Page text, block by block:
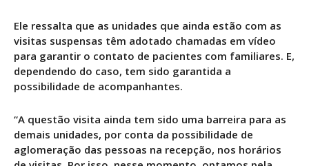
Ele ressalta que as unidades que ainda estão com as
visitas suspensas têm adotado chamadas em vídeo
para garantir o contato de pacientes com familiares. E,
dependendo do caso, tem sido garantida a
possibilidade de acompanhantes.
“A questão visita ainda tem sido uma barreira para as
demais unidades, por conta da possibilidade de
aglomeração das pessoas na recepção, nos horários